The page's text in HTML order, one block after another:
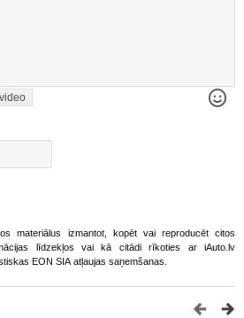
materiālus izmantot, kopēt vai reproducēt citos
līdzekļos vai kā citādi rīkoties ar iAuto.lv
EON SIA atļaujas saņemšanas.